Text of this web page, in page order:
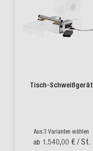
Tisch-Schweißgerät
Aus 3 Varianten wählen
ab 1.540,00 € / St.